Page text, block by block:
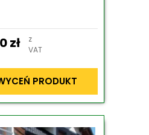
zł
z
VAT
PRODUKT